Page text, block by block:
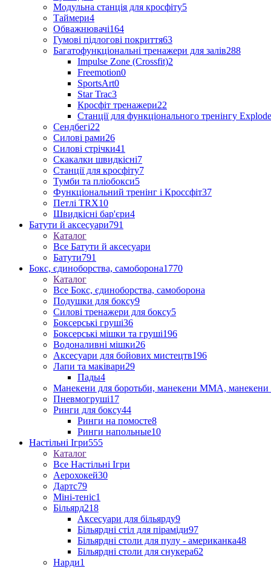
Модульна станція для кросфіту5
Таймери4
Обважнювачі164
Гумові підлогові покриття63
Багатофункціональні тренажери для залів288
Impulse Zone (Crossfit)2
Freemotion0
SportsArt0
Star Trac3
Кросфіт тренажери22
Станції для функціонального тренінгу Explode
Сендбегі22
Силові рами26
Силові стрічки41
Скакалки швидкісні7
Станції для кросфіту7
Тумби та пліобокси5
Функціональний тренінг і Кроссфіт37
Петлі TRX10
Швидкісні бар'єри4
Батути й аксесуари791
Каталог
Все Батути й аксесуари
Батути791
Бокс, єдиноборства, самоборона1770
Каталог
Все Бокс, єдиноборства, самоборона
Подушки для боксу9
Силові тренажери для боксу5
Боксерські груші36
Боксерські мішки та груші196
Водоналивні мішки26
Аксесуари для бойових мистецтв196
Лапи та маківари29
Пады4
Манекени для боротьби, манекени ММА, манекени
Пневмогруші17
Ринги для боксу44
Ринги на помосте8
Ринги напольные10
Настільні Ігри555
Каталог
Все Настільні Ігри
Аерохокей30
Дартс79
Міні-теніс1
Більярд218
Аксесуари для більярду9
Більярдні стіл для піраміди97
Більярдні столи для пулу - американка48
Більярдні столи для снукера62
Нарди1